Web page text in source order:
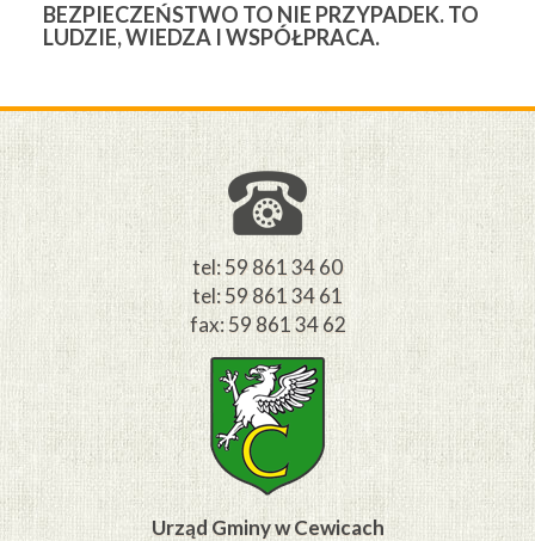
BEZPIECZEŃSTWO TO NIE PRZYPADEK. TO
LUDZIE, WIEDZA I WSPÓŁPRACA.
tel: 59 861 34 60
tel: 59 861 34 61
fax: 59 861 34 62
Urząd Gminy w Cewicach